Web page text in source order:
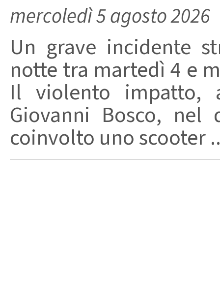
mercoledì 5 agosto 2026
Un grave incidente
notte tra martedì 4 e
Il violento impatto,
Giovanni Bosco, nel
coinvolto uno scooter